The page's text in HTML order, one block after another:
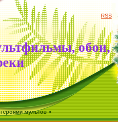
RSS
обои,
мультов »